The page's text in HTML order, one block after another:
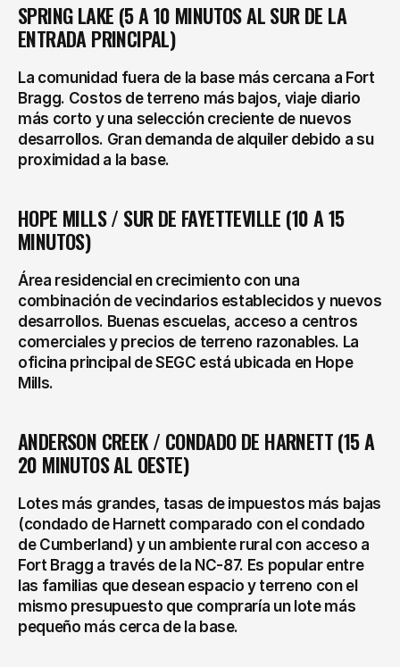
SPRING LAKE (5 A 10 MINUTOS AL SUR DE LA
ENTRADA PRINCIPAL)
La comunidad fuera de la base más cercana a Fort
Bragg. Costos de terreno más bajos, viaje diario
más corto y una selección creciente de nuevos
desarrollos. Gran demanda de alquiler debido a su
proximidad a la base.
HOPE MILLS / SUR DE FAYETTEVILLE (10 A 15
MINUTOS)
Área residencial en crecimiento con una
combinación de vecindarios establecidos y nuevos
desarrollos. Buenas escuelas, acceso a centros
comerciales y precios de terreno razonables. La
oficina principal de SEGC está ubicada en Hope
Mills.
ANDERSON CREEK / CONDADO DE HARNETT (15 A
20 MINUTOS AL OESTE)
Lotes más grandes, tasas de impuestos más bajas
(condado de Harnett comparado con el condado
de Cumberland) y un ambiente rural con acceso a
Fort Bragg a través de la NC-87. Es popular entre
las familias que desean espacio y terreno con el
mismo presupuesto que compraría un lote más
pequeño más cerca de la base.